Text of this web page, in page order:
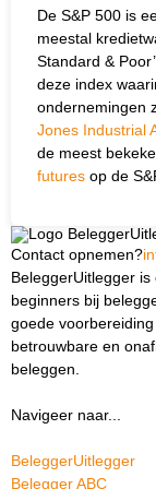
De S&P 500 is
meestal
Standard &
deze index
ondernemingen
Jones Industrial
de meest
futures op de
Contact opnemen?
BeleggerUitlegger
beginners bij
goede
betrouwbare en
beleggen.
Navigeer naar...
BeleggerUitlegger
Belegger ABC